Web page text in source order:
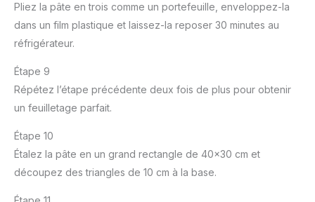
Pliez la pâte en trois comme un portefeuille, enveloppez-la
dans un film plastique et laissez-la reposer 30 minutes au
réfrigérateur.
Étape 9
Répétez l’étape précédente deux fois de plus pour obtenir
un feuilletage parfait.
Étape 10
Étalez la pâte en un grand rectangle de 40×30 cm et
découpez des triangles de 10 cm à la base.